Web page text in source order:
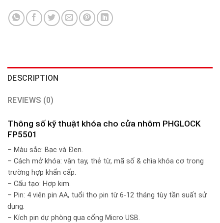
DESCRIPTION
REVIEWS (0)
Thông số kỹ thuật khóa cho cửa nhôm PHGLOCK
FP5501
– Màu sắc: Bạc và Đen.
– Cách mở khóa: vân tay, thẻ từ, mã số & chìa khóa cơ trong
trường hợp khẩn cấp.
– Cấu tạo: Hợp kim.
– Pin: 4 viên pin AA, tuổi thọ pin từ 6-12 tháng tùy tần suất sử
dụng.
– Kích pin dự phòng qua cổng Micro USB.